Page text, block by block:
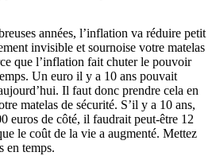
années, l’inflation va réduire petit
invisible et sournoise votre matelas
que l’inflation fait chuter le pouvoir
Un euro il y a 10 ans pouvait
Il faut donc prendre cela en
matelas de sécurité. S’il y a 10 ans,
euros de côté, il faudrait peut-être 12
le coût de la vie a augmenté. Mettez
en temps.